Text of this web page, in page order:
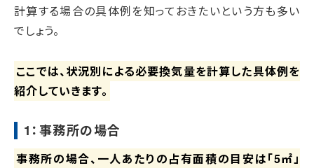
計算する場合の具体例を知っておきたいという方も多い
でしょう。
ここでは、状況別による必要換気量を計算した具体例を
紹介していきます。
1：事務所の場合
事務所の場合、一人あたりの占有面積の目安は「5㎡」